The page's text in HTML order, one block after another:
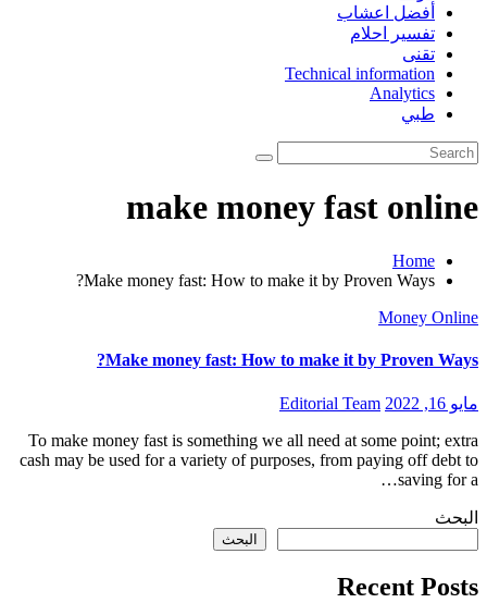
أفضل اعشاب
تفسير احلام
تقنى
Technical information
Analytics
طبي
make money fast online
Home
Make money fast: How to make it by Proven Ways?
Money Online
Make money fast: How to make it by Proven Ways?
مايو 16, 2022
Editorial Team
To make money fast is something we all need at some point; extra
cash may be used for a variety of purposes, from paying off debt to
saving for a…
البحث
البحث
Recent Posts